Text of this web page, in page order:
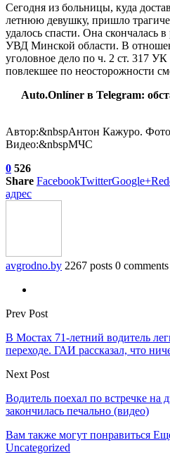
Сегодня из больницы, куда
летнюю девушку, пришло
удалось спасти. Она скончалась
УВД Минской области. В
уголовное дело по ч. 2 ст. 317
повлекшее по неосторожности
Auto.Onlíner в Telegram:
Автор:&nbspАнтон Кажуро.
Видео:&nbspМЧС
0 526
Share FacebookTwitterGoogle+
адрес
avgrodno.by 2267 posts 0 comments
Prev Post
В Мостах 71-летний водитель
переходе. ГАИ рассказал, что
Next Post
Водитель поехал по встречке на
закончилась печально (видео)
Вам также могут понравиться
Uncategorized